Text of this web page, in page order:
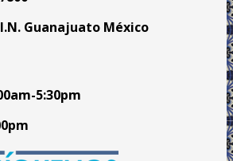
Guanajuato México
-5:30pm